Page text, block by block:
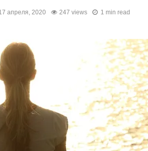
апреля, 2020 247 views 1 min read